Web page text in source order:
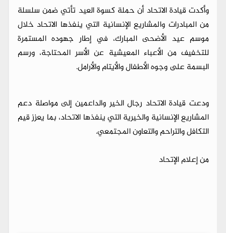
وأكدت قيادة الاتحاد أن حملة كسوة العيد تأتي ضمن سلسلة
من المبادرات والمشاريع الإنسانية التي ينفذها الاتحاد خلال
موسم عيد الأضحى المبارك، في إطار جهوده المستمرة
للتخفيف من الأعباء المعيشية عن الأسر المحتاجة، ورسم
البسمة على وجوه الأطفال والأيتام والأرامل.
ودعت قيادة الاتحاد رجال الخير والداعمين إلى مواصلة دعم
المشاريع الإنسانية والخيرية التي ينفذها الاتحاد، بما يعزز قيم
التكافل والتراحم والتعاون المجتمعي.
من إعلام الإتحاد